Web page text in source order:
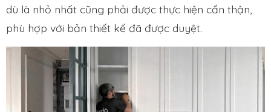
dù là nhỏ nhất cũng phải được thực hiện cẩn thận,
phù hợp với bản thiết kế đã được duyệt.